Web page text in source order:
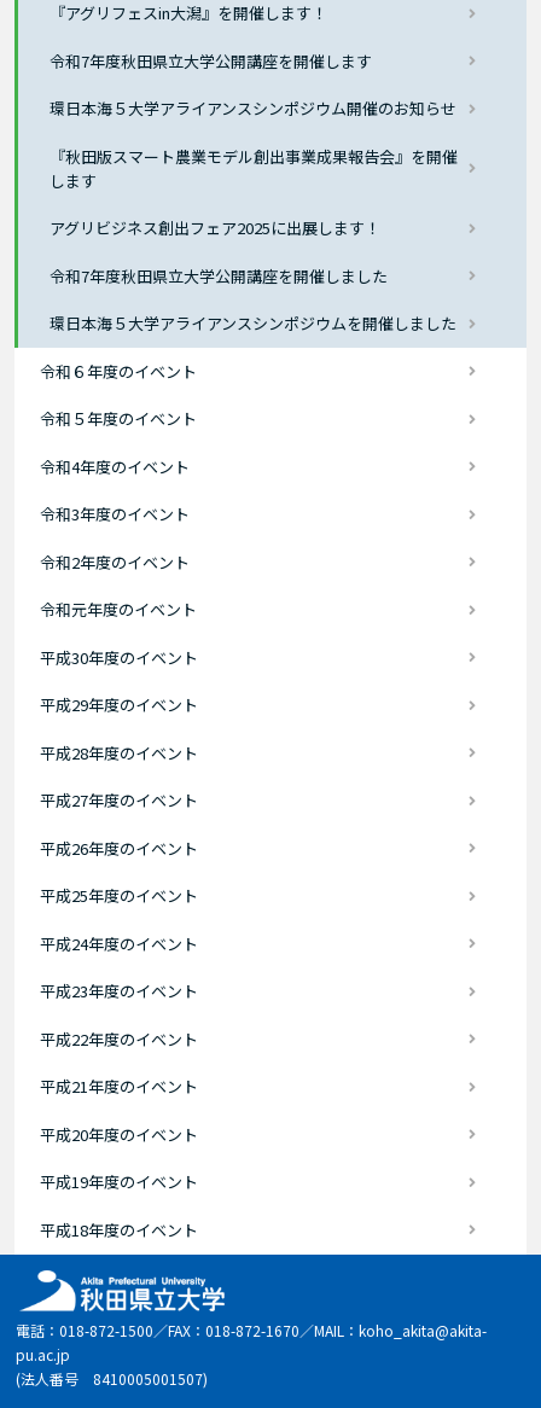
『アグリフェスin大潟』を開催します！
令和7年度秋田県立大学公開講座を開催します
環日本海５大学アライアンスシンポジウム開催のお知らせ
『秋田版スマート農業モデル創出事業成果報告会』を開催
します
アグリビジネス創出フェア2025に出展します！
令和7年度秋田県立大学公開講座を開催しました
環日本海５大学アライアンスシンポジウムを開催しました
令和６年度のイベント
令和５年度のイベント
令和4年度のイベント
令和3年度のイベント
令和2年度のイベント
令和元年度のイベント
平成30年度のイベント
平成29年度のイベント
平成28年度のイベント
平成27年度のイベント
平成26年度のイベント
平成25年度のイベント
平成24年度のイベント
平成23年度のイベント
平成22年度のイベント
平成21年度のイベント
平成20年度のイベント
平成19年度のイベント
平成18年度のイベント
電話：018-872-1500／FAX：018-872-1670／MAIL：koho_akita@akita-
pu.ac.jp
(法人番号 8410005001507)